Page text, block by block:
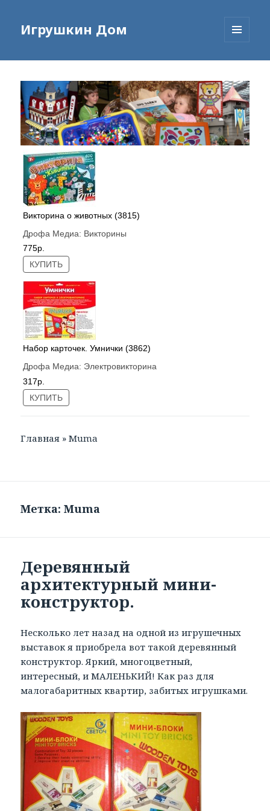
Игрушкин Дом
Викторина о животных (3815)
Дрофа Медиа: Викторины
775р.
КУПИТЬ
Набор карточек. Умнички (3862)
Дрофа Медиа: Электровикторина
317р.
КУПИТЬ
Главная »Muma
Метка: Muma
Деревянный
архитектурный мини-
конструктор.
Несколько лет назад на одной из игрушечных
выставок я приобрела вот такой деревянный
конструктор. Яркий, многоцветный,
интересный, и МАЛЕНЬКИЙ! Как раз для
малогабаритных квартир, забитых игрушками.